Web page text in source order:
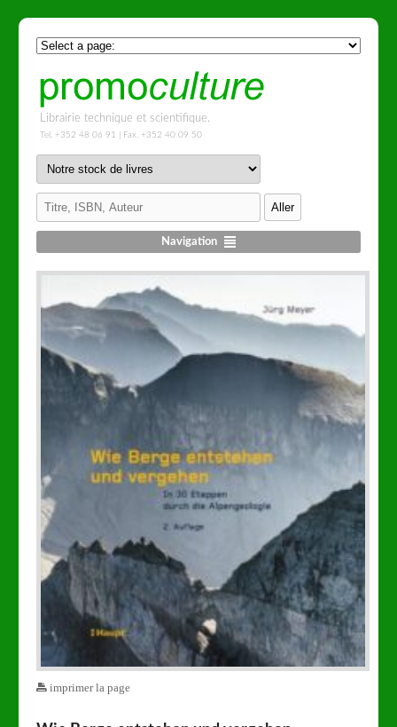
Librairie technique et scientifique.
Tel. +352 48 06 91 | Fax. +352 40 09 50
Navigation
imprimer la page